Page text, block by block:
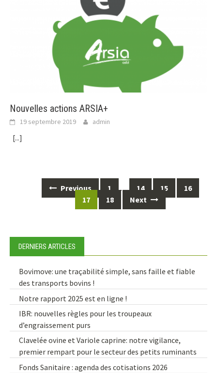
Nouvelles actions ARSIA+
19 septembre 2019 admin
[...]
navigation
Previous 1 … 14 15
16
17
18 Next
DERNIERS ARTICLES
Bovimove: une traçabilité simple, sans faille et fiable
des transports bovins !
Notre rapport 2025 est en ligne !
IBR: nouvelles règles pour les troupeaux
d’engraissement purs
Clavelée ovine et Variole caprine: notre vigilance,
premier rempart pour le secteur des petits ruminants
Fonds Sanitaire : agenda des cotisations 2026